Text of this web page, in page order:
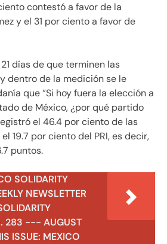
contestó a favor de la
y el 31 por ciento a favor de
días de que terminen las
dentro de la medición se le
que “Si hoy fuera la elección a
de México, ¿por qué partido
el 46.4 por ciento de las
19.7 por ciento del PRI, es decir,
puntos.
SOLIDARITY
NEWSLETTER
283 --- AUGUST
ISSUE: MEXICO